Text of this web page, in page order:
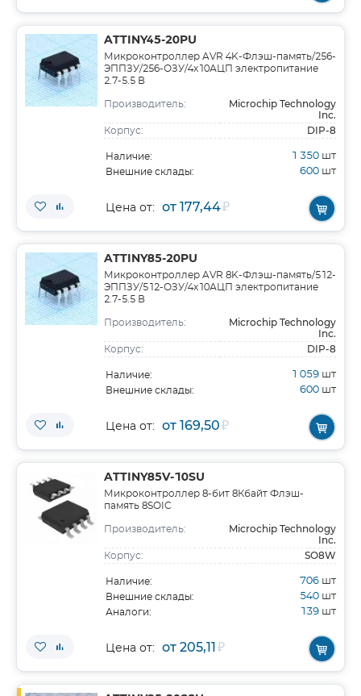
ATTINY45-20PU
Микроконтроллер AVR 4K-Флэш-память/256-
ЭППЗУ/256-ОЗУ/4x10АЦП электропитание
2.7-5.5 В
Производитель:
Microchip Technology
Inc.
Корпус: DIP-8
Наличие: 1 350 шт
Внешние склады: 600 шт
Цена от: от 177,44₽
ATTINY85-20PU
Микроконтроллер AVR 8K-Флэш-память/512-
ЭППЗУ/512-ОЗУ/4x10АЦП электропитание
2.7-5.5 В
Производитель:
Microchip Technology
Inc.
Корпус: DIP-8
Наличие: 1 059 шт
Внешние склады: 600 шт
Цена от: от 169,50₽
ATTINY85V-10SU
Микроконтроллер 8-бит 8Кбайт Флэш-
память 8SOIC
Производитель:
Microchip Technology
Inc.
Корпус: SO8W
Наличие: 706 шт
Внешние склады: 540 шт
Аналоги: 139 шт
Цена от: от 205,11₽